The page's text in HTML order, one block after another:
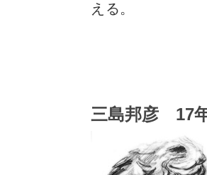
える。
三島邦彦 17